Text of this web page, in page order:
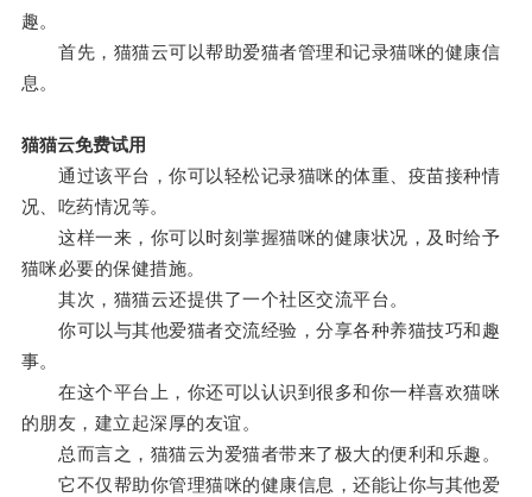
趣。
首先，猫猫云可以帮助爱猫者管理和记录猫咪的健康信
息。
猫猫云免费试用
通过该平台，你可以轻松记录猫咪的体重、疫苗接种情
况、吃药情况等。
这样一来，你可以时刻掌握猫咪的健康状况，及时给予
猫咪必要的保健措施。
其次，猫猫云还提供了一个社区交流平台。
你可以与其他爱猫者交流经验，分享各种养猫技巧和趣
事。
在这个平台上，你还可以认识到很多和你一样喜欢猫咪
的朋友，建立起深厚的友谊。
总而言之，猫猫云为爱猫者带来了极大的便利和乐趣。
它不仅帮助你管理猫咪的健康信息，还能让你与其他爱